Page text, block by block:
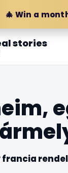
🎄 Win a
stories
francia